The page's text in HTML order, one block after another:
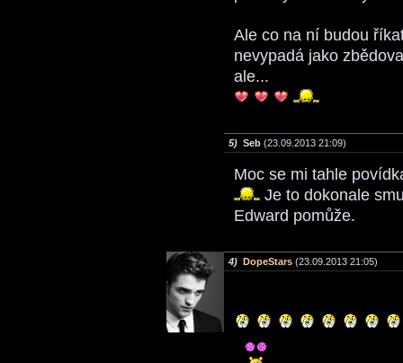
Ale co na ní budou
nevypadá jako
ale...
5) Seb (23.09.2013 21:09)
Moc se mi tahle
Je to dokonale
Edward pomůže.
4) DopeStars (23.09.2013 21:05)